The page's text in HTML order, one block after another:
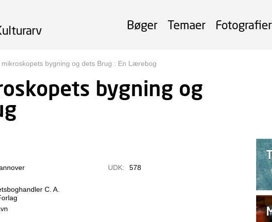
Bøger Temaer Fotografier
mikroskopets bygning og dets Brug : En Lærebog
bygning og
C. A.
UDK: 578